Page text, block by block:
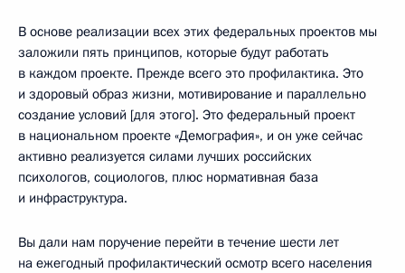
В основе реализации всех этих федеральных проектов мы
заложили пять принципов, которые будут работать
в каждом проекте. Прежде всего это профилактика. Это
и здоровый образ жизни, мотивирование и параллельно
создание условий [для этого]. Это федеральный проект
в национальном проекте «Демография», и он уже сейчас
активно реализуется силами лучших российских
психологов, социологов, плюс нормативная база
и инфраструктура.
Вы дали нам поручение перейти в течение шести лет
на ежегодный профилактический осмотр всего населения